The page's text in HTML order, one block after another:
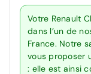
Votre Renault
dans l’un de
France. Notre
vous proposer
: elle est ainsi